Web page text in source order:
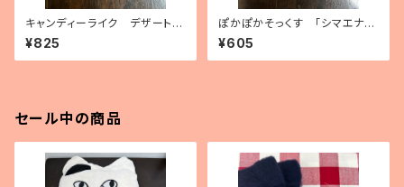
キャンディーライク デザートフ
ォーク（3種）
¥825
ぽかぽかそっくす 「シマエナ
ガ」 アンクル丈
¥605
セール中の商品